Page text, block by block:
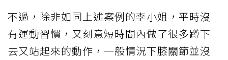
不過，除非如同上述案例的李小姐，平時沒
有運動習慣，又刻意短時間內做了很多蹲下
去又站起來的動作，一般情況下膝關節並沒